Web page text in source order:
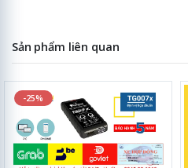
Sản phẩm liên quan
-25%